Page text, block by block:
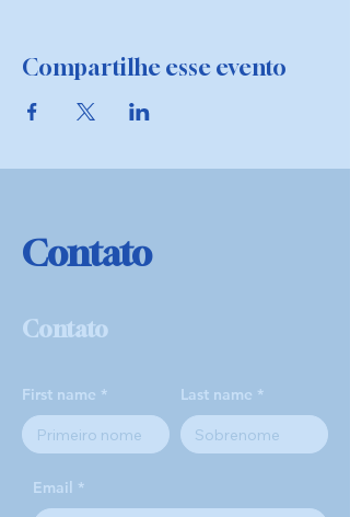
Compartilhe esse evento
Contato
Contato
First name Last name
Email